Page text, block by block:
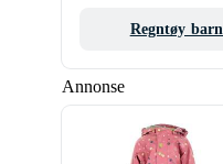
Annonse
Regntøy barn